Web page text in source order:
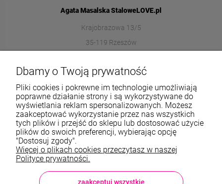
Agata Masalska StaloweLOVE.pl
Krajobrazowa 13/5
35-119 Rzeszów
572989669
Informacje
O nas
TWOJE KONTO
Sklep: StaloweLOVE, Krajobrazowa 13/5, 35-119 Rzeszów, woj.
podkarpackie, NIP: 8133612433, tel.:572 989 669
sklep@stalowelove.com.pl
Dbamy o Twoją prywatność
Pliki cookies i pokrewne im technologie umożliwiają
poprawne działanie strony i są wykorzystywane do
wyświetlania reklam spersonalizowanych. Możesz
zaakceptować wykorzystanie przez nas wszystkich
tych plików i przejść do sklepu lub dostosować użycie
plików do swoich preferencji, wybierając opcję
"Dostosuj zgody".
Więcej o plikach cookies przeczytasz w naszej
Polityce prywatności.
zaakceptuj wszystkie